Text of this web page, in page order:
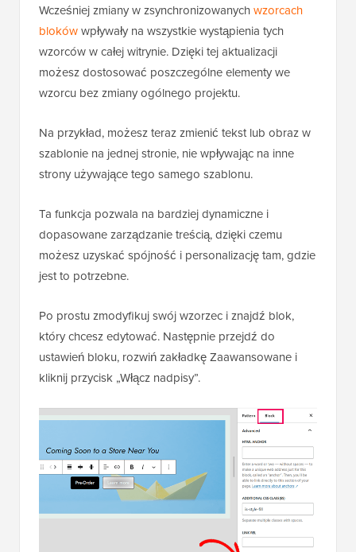
Wcześniej zmiany w zsynchronizowanychwzorcach
blokówwpływały na wszystkie wystąpienia tych
wzorców w całej witrynie. Dzięki tej aktualizacji
możesz dostosować poszczególne elementy we
wzorcu bez zmiany ogólnego projektu.
Na przykład, możesz teraz zmienić tekst lub obraz w
szablonie na jednej stronie, nie wpływając na inne
strony używające tego samego szablonu.
Ta funkcja pozwala na bardziej dynamiczne i
dopasowane zarządzanie treścią, dzięki czemu
możesz uzyskać spójność i personalizację tam, gdzie
jest to potrzebne.
Po prostu zmodyfikuj swój wzorzec i znajdź blok,
który chcesz edytować. Następnie przejdź do
ustawień bloku, rozwiń zakładkę Zaawansowane i
kliknij przycisk „Włącz nadpisy”.